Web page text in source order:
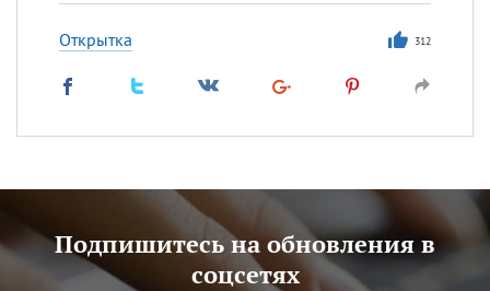
Открытка 312
Подпишитесь на обновления в
соцсетях